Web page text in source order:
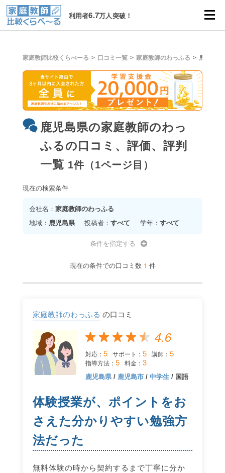
利用者6.7万人突破！
家庭教師比較くらべーる 口コミ一覧 家庭教師のわっふる 鹿児島県
鹿児島県の家庭教師のわっ
ふるの口コミ、評価、評判
一覧 1件（1ページ目）
現在の検索条件
会社名： 家庭教師のわっふる
地域： 鹿児島県 投稿者：すべて 学年： すべて
条件を指定する
現在の条件での口コミ数 1 件
家庭教師のわっふる の口コミ
4.6
対応： 5 サポート： 5 講師： 5
指導方法： 5 料金： 3
鹿児島県/ 鹿児島市/ 中学生/ 国語
体験授業が、ポイントをお
さえた分かりやすい勉強方
法だった
無料体験の時から契約するまで丁寧に分か